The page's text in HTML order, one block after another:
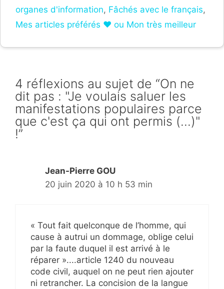
organes d'information, Fâchés avec le français,
Mes articles préférés ❤ ou Mon très meilleur
4 réflexions au sujet de “On ne
dit pas : "Je voulais saluer les
manifestations populaires parce
que c'est ça qui ont permis (...)"
!”
Jean-Pierre GOU
20 juin 2020 à 10 h 53 min
« Tout fait quelconque de l’homme, qui
cause à autrui un dommage, oblige celui
par la faute duquel il est arrivé à le
réparer »....article 1240 du nouveau
code civil, auquel on ne peut rien ajouter
ni retrancher. La concision de la langue